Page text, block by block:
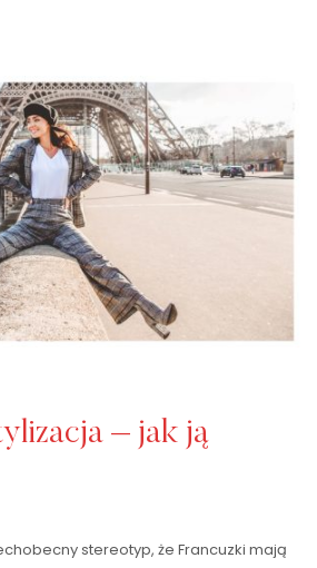
– jak ją
stereotyp, że Francuzki mają